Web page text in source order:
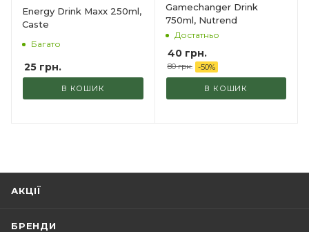
Energy Drink Maxx 250ml,
Caste
Багато
25 грн.
В КОШИК
Gamechanger Drink
750ml, Nutrend
Достатньо
40грн.
80грн. -50%
В КОШИК
АКЦІЇ
БРЕНДИ